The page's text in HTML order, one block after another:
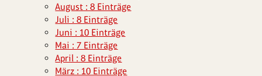
August : 8 Einträge
Juli : 8 Einträge
Juni : 10 Einträge
Mai : 7 Einträge
April : 8 Einträge
März : 10 Einträge